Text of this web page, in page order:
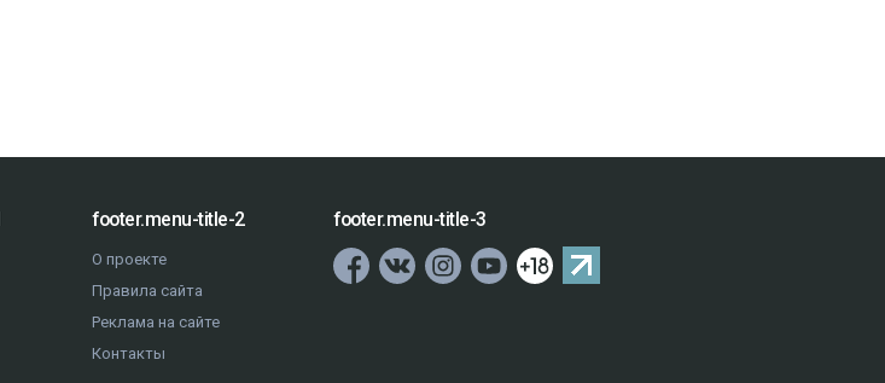
footer.menu-title-2
О проекте
Правила сайта
Реклама на сайте
Контакты
footer.menu-title-3